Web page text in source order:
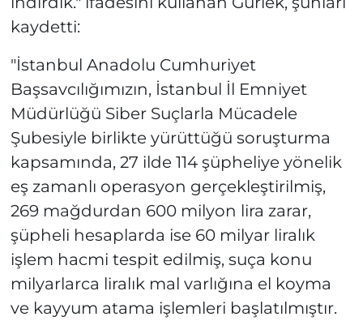
kaydetti:
"İstanbul Anadolu Cumhuriyet
Başsavcılığımızın, İstanbul İl Emniyet
Müdürlüğü Siber Suçlarla Mücadele
Şubesiyle birlikte yürüttüğü soruşturma
kapsamında, 27 ilde 114 şüpheliye yönelik
eş zamanlı operasyon gerçekleştirilmiş,
269 mağdurdan 600 milyon lira zarar,
şüpheli hesaplarda ise 60 milyar liralık
işlem hacmi tespit edilmiş, suça konu
milyarlarca liralık mal varlığına el koyma
ve kayyum atama işlemleri başlatılmıştır.